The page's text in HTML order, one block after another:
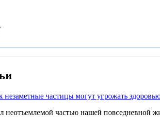
незаметные частицы могут угрожать
неотъемлемой частью нашей повседневной